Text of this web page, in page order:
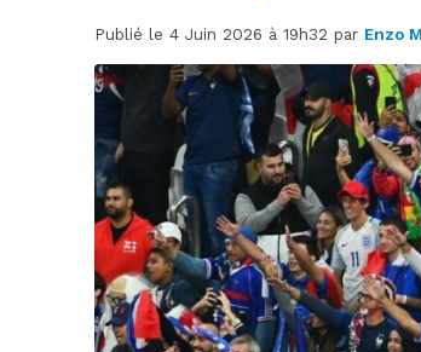
Publié le 4 Juin 2026 à 19h32 par Enzo